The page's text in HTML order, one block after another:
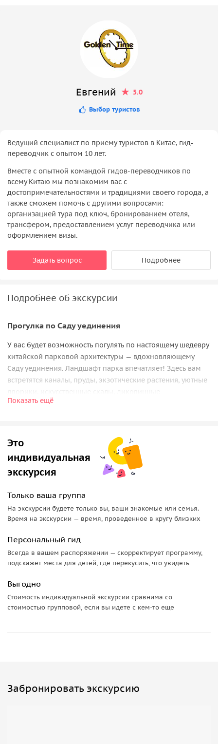
Евгений 5.0
Выбор туристов
Ведущий специалист по приему туристов в Китае, гид-
переводчик с опытом 10 лет.
Вместе с опытной командой гидов-переводчиков по
всему Китаю мы познакомим вас с
достопримечательностями и традициями своего города, а
также сможем помочь с другими вопросами:
организацией тура под ключ, бронированием отеля,
трансфером, предоставлением услуг переводчика или
оформлением визы.
Задать вопрос Подробнее
Подробнее об экскурсии
Прогулка по Саду уединения
У вас будет возможность погулять по настоящему шедевру
китайской парковой архитектуры — вдохновляющему
Саду уединения. Ландшафт парка впечатляет! Здесь вам
встретятся каналы, пруды, экзотические растения, уютные
архитектурные объекты. Вы сможете насладиться
Холм тигра
Впечатляющий парковый комплекс с живописными
озерами и старинными пагодами никого не оставит
места и увидите главные достопримечательности.
На улице Шаньтан
Шаньтан — колоритная улица, сохранившая дух
старинного Китая, в действительности же, это извилистая
искусственная река, по берегам которой кипит жизнь. Вы
красными фонариками, местными кафе и ресторанами.
Организационные детали:
Показать ещё
Это
индивидуальная
экскурсия
Только ваша группа
На экскурсии будете только вы, ваши знакомые или семья.
Время на экскурсии — время, проведенное в кругу близких
Персональный гид
Всегда в вашем распоряжении — скорректирует программу,
подскажет места для детей, где перекусить, что увидеть
Выгодно
Стоимость индивидуальной экскурсии сравнима со
стоимостью групповой, если вы идете с кем-то еще
Забронировать экскурсию